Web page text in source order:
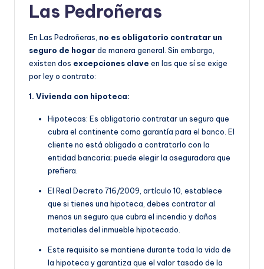
Las Pedroñeras
En Las Pedroñeras, no es obligatorio contratar un
seguro de hogarde manera general. Sin embargo,
existen dos excepciones clave en las que sí se exige
por ley o contrato:
1. Vivienda con hipoteca:
Hipotecas: Es obligatorio contratar un seguro que
cubra el continente como garantía para el banco. El
cliente no está obligado a contratarlo con la
entidad bancaria; puede elegir la aseguradora que
prefiera.
El Real Decreto 716/2009, artículo 10, establece
que si tienes una hipoteca, debes contratar al
menos un seguro que cubra el incendio y daños
materiales del inmueble hipotecado.
Este requisito se mantiene durante toda la vida de
la hipoteca y garantiza que el valor tasado de la